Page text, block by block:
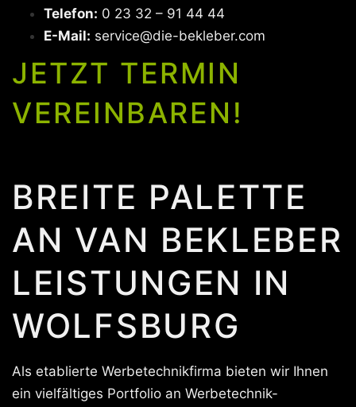
Telefon: 0 23 32 – 91 44 44
E-Mail: service@die-bekleber.com
JETZT TERMIN
VEREINBAREN!
BREITE PALETTE
AN VAN BEKLEBER
LEISTUNGEN IN
WOLFSBURG
Als etablierte Werbetechnikfirma bieten wir Ihnen
ein vielfältiges Portfolio an Werbetechnik-